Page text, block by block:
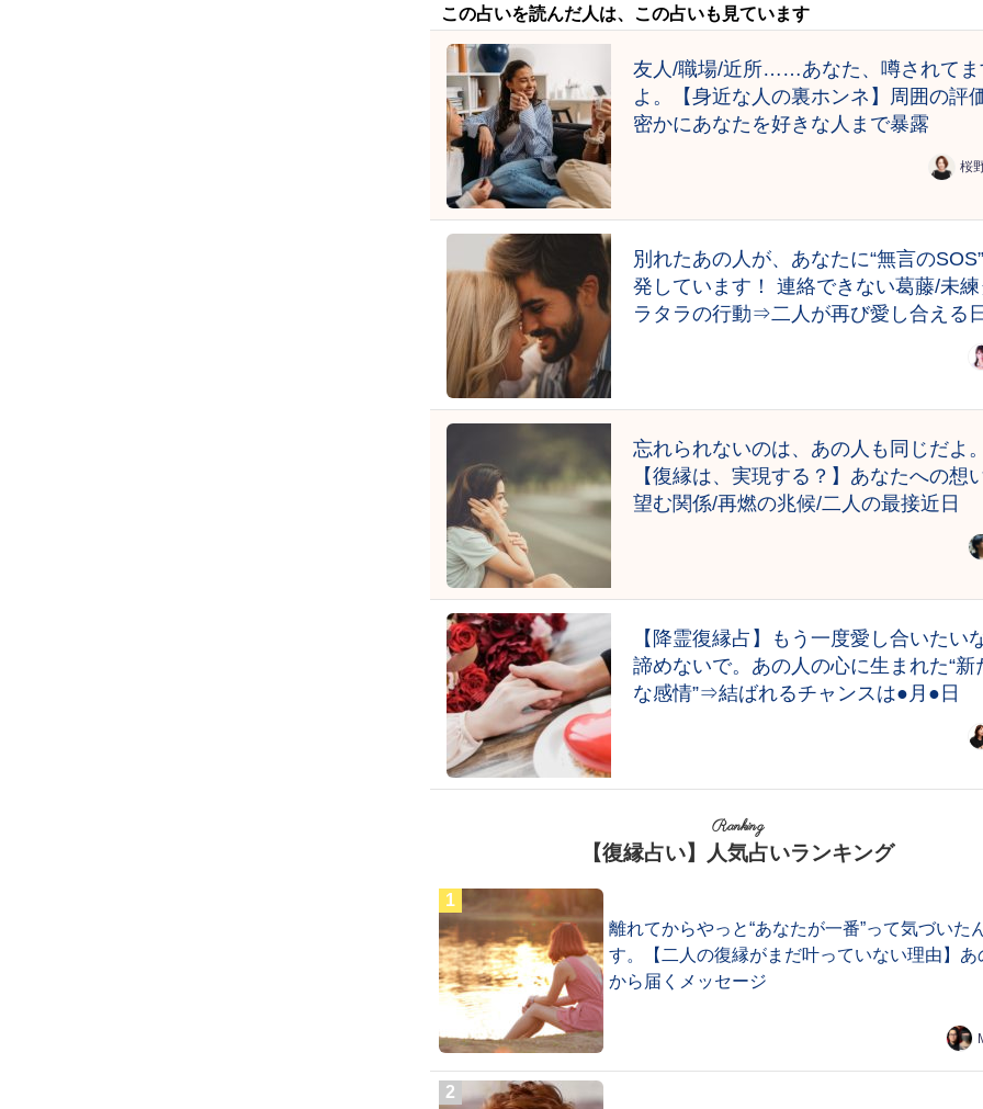
この占いを読んだ人は、この占いも見ています
友人/職場/近所……あなた、噂されてま
よ。【身近な人の裏ホンネ】周囲の評
密かにあなたを好きな人まで暴露
桜
別れたあの人が、あなたに“無言の
発しています！ 連絡できない葛藤/未
ラタラの行動⇒二人が再び愛し合える
忘れられないのは、あの人も同じだよ
【復縁は、実現する？】あなたへの想
望む関係/再燃の兆候/二人の最接近日
【降霊復縁占】もう一度愛し合いたい
諦めないで。あの人の心に生まれた“新
な感情”⇒結ばれるチャンスは●月●日
Ranking
【復縁占い】人気占いランキング
離れてからやっと“あなたが一番”って気づいた
す。【二人の復縁がまだ叶っていない理由】あ
から届くメッセージ